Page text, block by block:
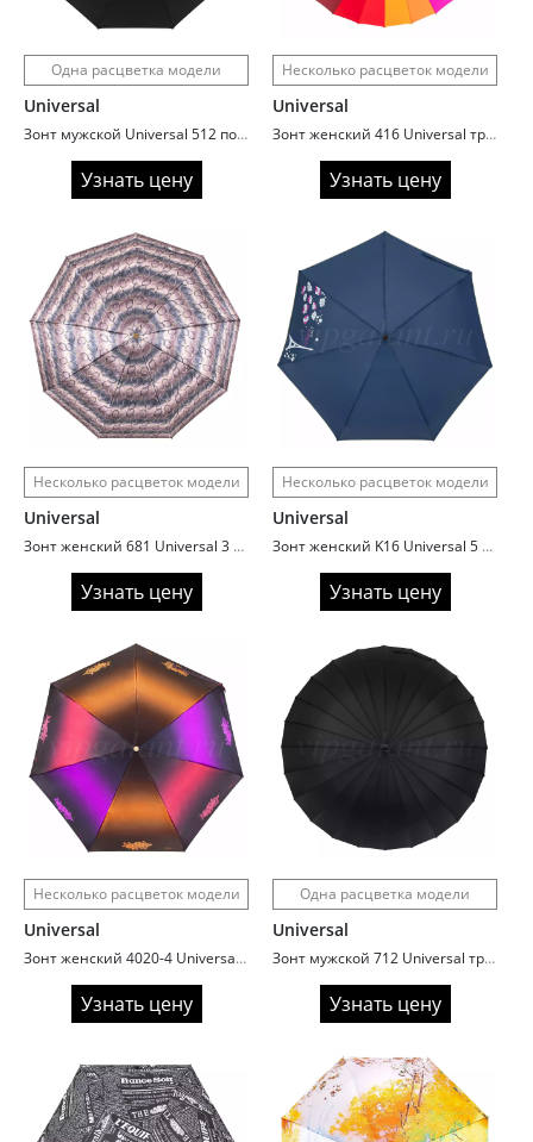
Одна расцветка модели
Universal
Зонт мужской Universal 512 полный автомат с кожаной ручкой
Узнать цену
Несколько расцветок модели
Universal
Зонт женский 416 Universal трость автомат 24 спицы радуга
Узнать цену
Несколько расцветок модели
Universal
Зонт женский 681 Universal 3 сл с/а 9 спиц сатин ombre chic
Узнать цену
Несколько расцветок модели
Universal
Зонт женский K16 Universal 5 сл механика 7 спиц полиэстер
Узнать цену
Несколько расцветок модели
Universal
Зонт женский 4020-4 Universal 4 сл с/а 7 спиц серебро внутри
Узнать цену
Одна расцветка модели
Universal
Зонт мужской 712 Universal трость автомат 24 спицы ручка прямая
Узнать цену